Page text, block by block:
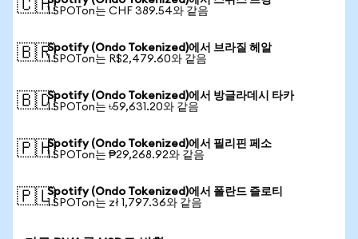
🇨🇭1 SPOTon는 CHF 389.54와 같음
🇧🇷Spotify (Ondo Tokenized)에서 브라질 헤알
1 SPOTon는 R$2,479.60와 같음
🇧🇩Spotify (Ondo Tokenized)에서 방글라데시 타카
1 SPOTon는 ৳59,631.20와 같음
🇵🇭Spotify (Ondo Tokenized)에서 필리핀 페소
1 SPOTon는 ₱29,268.92와 같음
🇵🇱Spotify (Ondo Tokenized)에서 폴란드 즐로티
1 SPOTon는 zł 1,797.36와 같음